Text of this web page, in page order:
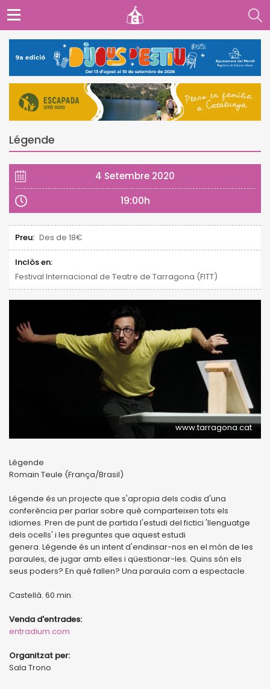
Légende
4 Setembre 2020
19:00h
Preu: Des de 18€
Inclòs en:
Festival Internacional de Teatre de Tarragona (FITT)
www.tarragona.cat
Légende
Romain Teule (França/Brasil)
Légende és un projecte que s'apropia dels codis d'una
conferència per parlar sobre què comparteixen tots els
idiomes. Pren de punt de partida l'estudi del fictici 'llenguatge
dels ocells' i les preguntes que aquest estudi
genera. Légende és un intent d'endinsar-nos en el món de les
paraules, de jugar amb elles i qüestionar-les. Quins són els
seus poders? En què fallen? Una paraula com a espectacle.
Castellà. 60 min.
Venda d'entrades:
entradium.com
Organitzat per:
Sala Trono